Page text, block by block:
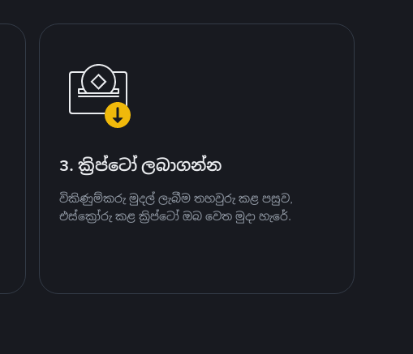
3. ක්‍රිප්ටෝ ලබාගන්න
විකිණුම්කරු මුදල් ලැබීම තහවුරු කළ පසුව,
එස්ක්‍රෝරු කළ ක්‍රිප්ටෝ ඔබ වෙත මුදා හැරේ.